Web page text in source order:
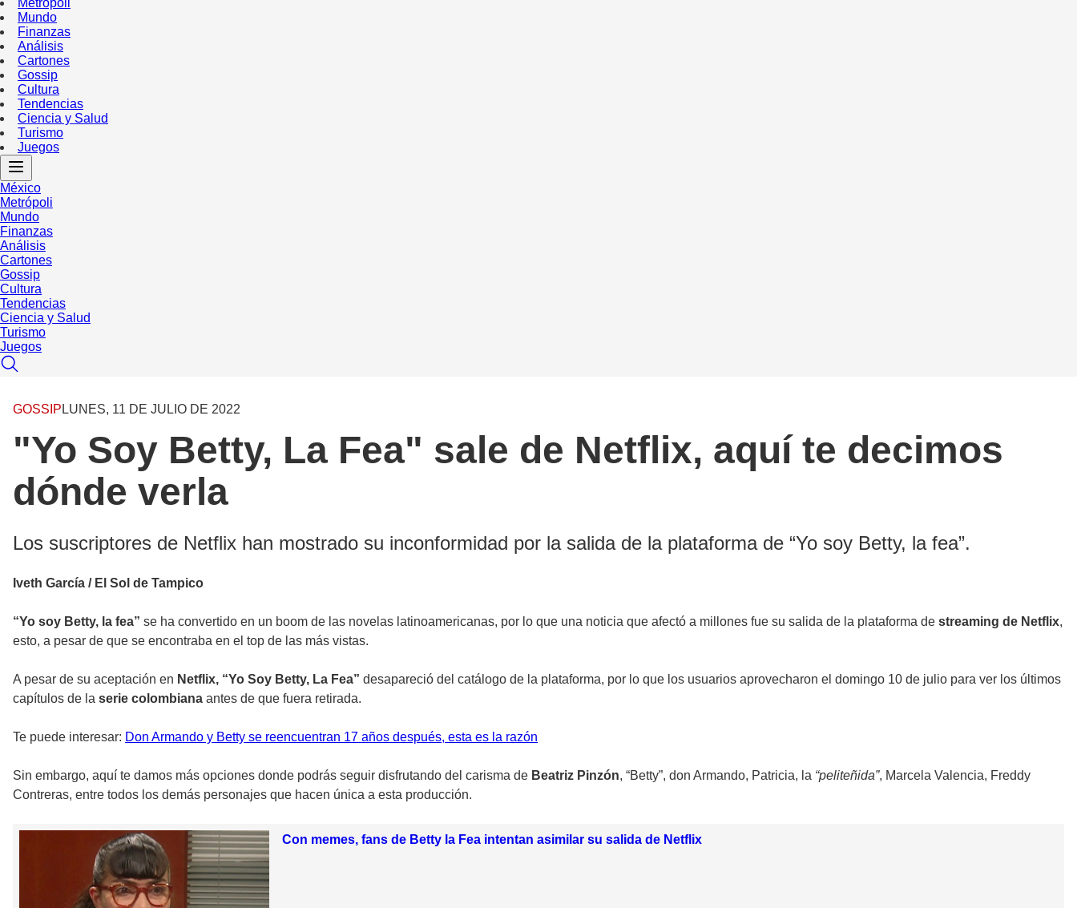
Metrópoli
Mundo
Finanzas
Análisis
Cartones
Gossip
Cultura
Tendencias
Ciencia y Salud
Turismo
Juegos
México
Metrópoli
Mundo
Finanzas
Análisis
Cartones
Gossip
Cultura
Tendencias
Ciencia y Salud
Turismo
Juegos
GOSSIP LUNES, 11 DE JULIO DE 2022
"Yo Soy Betty, La Fea" sale de Netflix, aquí te decimos
dónde verla
Los suscriptores de Netflix han mostrado su inconformidad por la salida de la plataforma de “Yo soy Betty, la fea”.
Iveth García / El Sol de Tampico
“Yo soy Betty, la fea” se ha convertido en un boom de las novelas latinoamericanas, por lo que una noticia que afectó a millones fue su salida de la plataforma de streaming de Netflix,
esto, a pesar de que se encontraba en el top de las más vistas.
A pesar de su aceptación en Netflix, “Yo Soy Betty, La Fea” desapareció del catálogo de la plataforma, por lo que los usuarios aprovecharon el domingo 10 de julio para ver los últimos
capítulos de la serie colombiana antes de que fuera retirada.
Te puede interesar: Don Armando y Betty se reencuentran 17 años después, esta es la razón
Sin embargo, aquí te damos más opciones donde podrás seguir disfrutando del carisma de Beatriz Pinzón, “Betty”, don Armando, Patricia, la “peliteñida”, Marcela Valencia, Freddy
Contreras, entre todos los demás personajes que hacen única a esta producción.
Con memes, fans de Betty la Fea intentan asimilar su salida de Netflix